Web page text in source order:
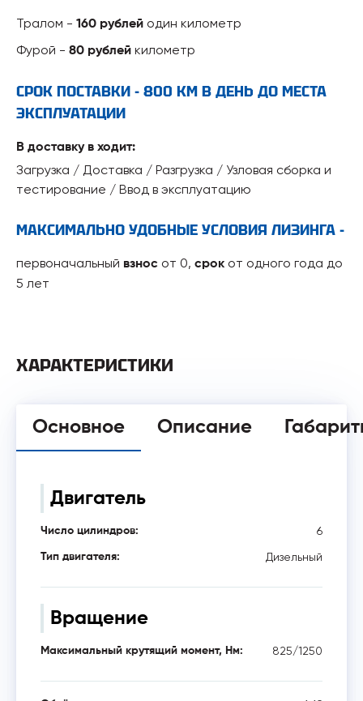
Тралом - 160 рублей один километр
Фурой - 80 рублей километр
СРОК ПОСТАВКИ - 800 КМ В ДЕНЬ ДО МЕСТА
ЭКСПЛУАТАЦИИ
В доставку в ходит:
Загрузка / Доставка / Разгрузка / Узловая сборка и
тестирование / Ввод в эксплуатацию
МАКСИМАЛЬНО УДОБНЫЕ УСЛОВИЯ ЛИЗИНГА -
первоначальный взнос от 0, срок от одного года до
5 лет
ХАРАКТЕРИСТИКИ
Основное Описание
Двигатель
Число цилиндров: 6
Тип двигателя: Дизельный
Вращение
Максимальный крутящий момент, Нм: 825/1250